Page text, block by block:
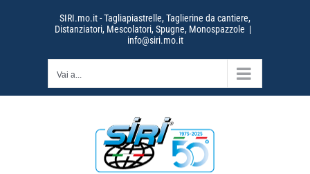
SIRI.mo.it - Tagliapiastrelle, Taglierine da cantiere,
Distanziatori, Mescolatori, Spugne, Monospazzole |
info@siri.mo.it
Vai a...